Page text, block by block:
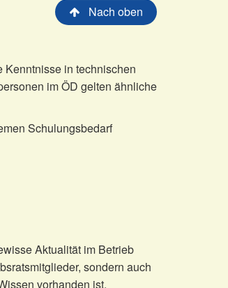
Nach oben
Kenntnisse in technischen
im ÖD gelten ähnliche
Schulungsbedarf
Aktualität im Betrieb
sondern auch
vorhanden ist.